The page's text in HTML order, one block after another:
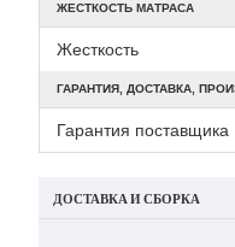
ЖЕСТКОСТЬ МАТРАСА
Жесткость
ГАРАНТИЯ, ДОСТАВКА,
Гарантия поставщика
ДОСТАВКА И СБОРКА